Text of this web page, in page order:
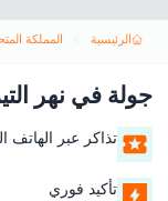
الرئيسية المملكة
جولة في نهر
تذاكر عبر الهاتف
تأكيد فوري